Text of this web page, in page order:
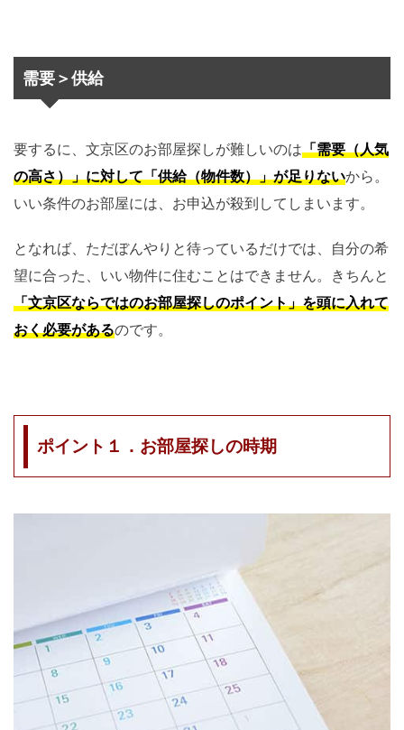
需要＞供給
要するに、文京区のお部屋探しが難しいのは「需要（人気
の高さ）」に対して「供給（物件数）」が足りないから。
いい条件のお部屋には、お申込が殺到してしまいます。
となれば、ただぼんやりと待っているだけでは、自分の希
望に合った、いい物件に住むことはできません。きちんと
「文京区ならではのお部屋探しのポイント」を頭に入れて
おく必要があるのです。
ポイント１．お部屋探しの時期